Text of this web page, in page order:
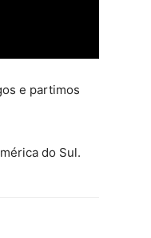
e partimos
do Sul.